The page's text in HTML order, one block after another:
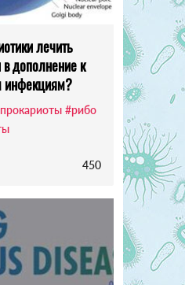
лечить
дополнение к
инфекциям?
#рибо
450